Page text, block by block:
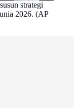
strategi
2026. (AP